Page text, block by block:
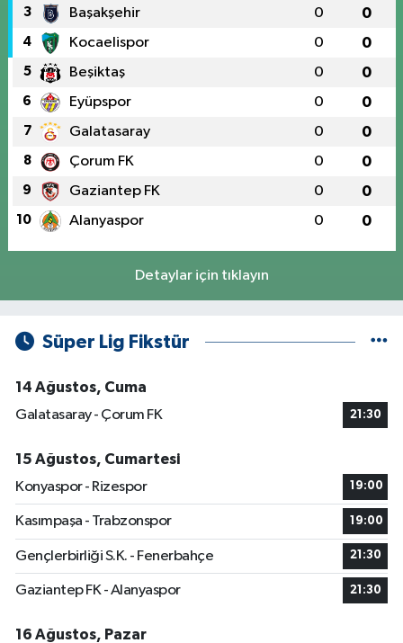
3 Başakşehir 0 0
4 Kocaelispor 0 0
5 Beşiktaş 0 0
6 Eyüpspor 0 0
7 Galatasaray 0 0
8 Çorum FK 0 0
9 Gaziantep FK 0 0
10 Alanyaspor 0 0
Detaylar için tıklayın
Süper Lig Fikstür
14 Ağustos, Cuma
Galatasaray - Çorum FK
21:30
15 Ağustos, Cumartesi
Konyaspor - Rizespor
19:00
Kasımpaşa - Trabzonspor 19:00
Gençlerbirliği S.K. - Fenerbahçe 21:30
Gaziantep FK - Alanyaspor 21:30
16 Ağustos, Pazar